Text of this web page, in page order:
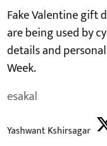
Fake Valentine gift
are being used by
details and
Week.
esakal
Yashwant Kshirsagar